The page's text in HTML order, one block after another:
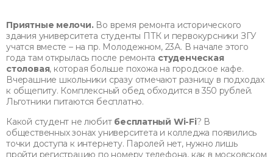
Приятные мелочи. Во время ремонта исторического
здания университета студенты ПТК и первокурсники ЗГУ
учатся вместе – на пр. Молодежном, 23А. В начале этого
года там открылась после ремонта студенческая
столовая, которая больше похожа на городское кафе.
Вчерашние школьники сразу отмечают разницу в подходах
к общепиту. Комплексный обед обходится в 350 рублей.
Льготники питаются бесплатно.
Какой студент не любит бесплатный Wi-Fi? В
общественных зонах университета и колледжа появились
точки доступа к интернету. Паролей нет, нужно лишь
пройти регистрацию по номеру телефона, как в московском